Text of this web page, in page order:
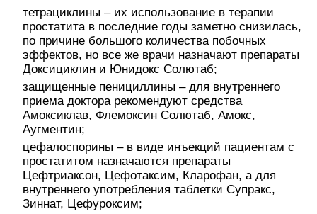
тетрациклины – их использование в терапии
простатита в последние годы заметно снизилась,
по причине большого количества побочных
эффектов, но все же врачи назначают препараты
Доксициклин и Юнидокс Солютаб;
защищенные пенициллины – для внутреннего
приема доктора рекомендуют средства
Амоксиклав, Флемоксин Солютаб, Амокс,
Аугментин;
цефалоспорины – в виде инъекций пациентам с
простатитом назначаются препараты
Цефтриаксон, Цефотаксим, Кларофан, а для
внутреннего употребления таблетки Супракс,
Зиннат, Цефуроксим;